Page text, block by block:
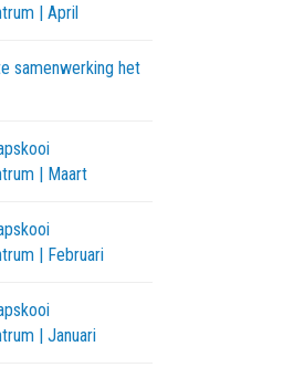
| April
samenwerking het
| Maart
| Februari
| Januari